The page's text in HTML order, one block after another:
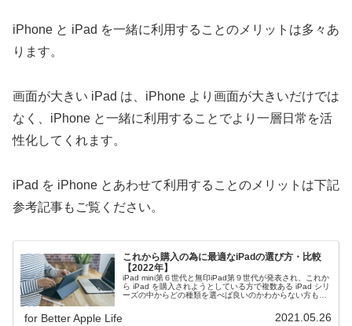
iPhone と iPad を一緒に利用することのメリットは多々あ
ります。
画面が大きい iPad は、iPhone より画面が大きいだけでは
なく、iPhone と一緒に利用することでより一層日常を活
性化してくれます。
iPad を iPhone とあわせて利用することのメリットは下記
参考記事もご覧ください。
これから購入の為に最適なiPadの選び方・比較
【2022年】
iPad mini第６世代と無印iPad第９世代が発表され、これか
ら iPad を購入されようとしている方で複数ある iPad シリ
ーズの中からどの種類を選べば良いのかわからない方も多
iPadを選べばいいかを解説しますので、購入時の参考にし
for Better Apple Life 2021.05.26